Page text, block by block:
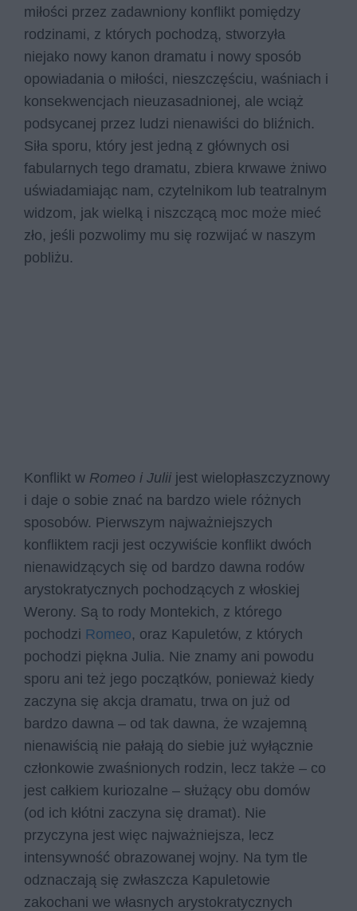
miłości przez zadawniony konflikt pomiędzy
rodzinami, z których pochodzą, stworzyła
niejako nowy kanon dramatu i nowy sposób
opowiadania o miłości, nieszczęściu, waśniach i
konsekwencjach nieuzasadnionej, ale wciąż
podsycanej przez ludzi nienawiści do bliźnich.
Siła sporu, który jest jedną z głównych osi
fabularnych tego dramatu, zbiera krwawe żniwo
uświadamiając nam, czytelnikom lub teatralnym
widzom, jak wielką i niszczącą moc może mieć
zło, jeśli pozwolimy mu się rozwijać w naszym
pobliżu.
Konflikt w Romeo i Julii jest wielopłaszczyznowy
i daje o sobie znać na bardzo wiele różnych
sposobów. Pierwszym najważniejszych
konfliktem racji jest oczywiście konflikt dwóch
nienawidzących się od bardzo dawna rodów
arystokratycznych pochodzących z włoskiej
Werony. Są to rody Montekich, z którego
pochodzi Romeo, oraz Kapuletów, z których
pochodzi piękna Julia. Nie znamy ani powodu
sporu ani też jego początków, ponieważ kiedy
zaczyna się akcja dramatu, trwa on już od
bardzo dawna – od tak dawna, że wzajemną
nienawiścią nie pałają do siebie już wyłącznie
członkowie zwaśnionych rodzin, lecz także – co
jest całkiem kuriozalne – służący obu domów
(od ich kłótni zaczyna się dramat). Nie
przyczyna jest więc najważniejsza, lecz
intensywność obrazowanej wojny. Na tym tle
odznaczają się zwłaszcza Kapuletowie
zakochani we własnych arystokratycznych